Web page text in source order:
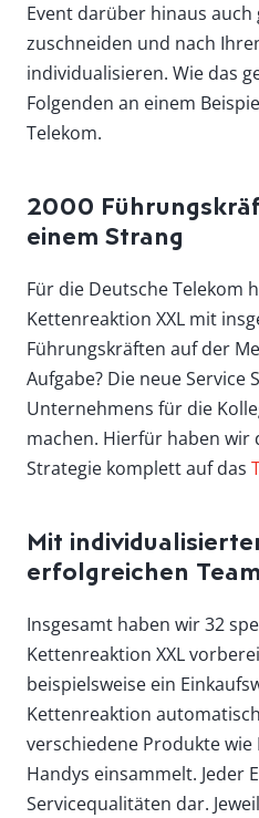
Event darüber hinaus
zuschneiden und nach
individualisieren. Wie das
Folgenden an einem
Telekom.
2000
einem Strang
Für die Deutsche Telekom
Kettenreaktion XXL mit
Führungskräften auf der
Aufgabe? Die neue Service
Unternehmens für die
machen. Hierfür haben wir
Strategie komplett auf das
Mit
erfolgreichen
Insgesamt haben wir 32
Kettenreaktion XXL
beispielsweise ein
Kettenreaktion
verschiedene Produkte
Handys einsammelt. Jeder
Servicequalitäten dar.